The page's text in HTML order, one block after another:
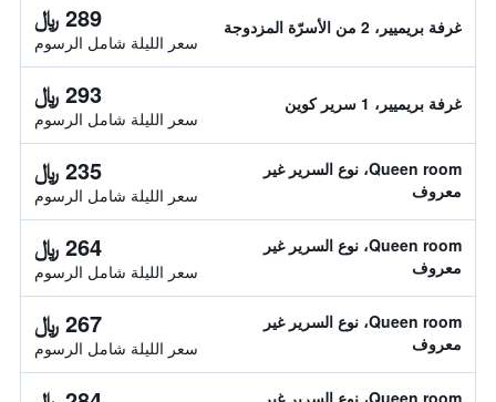
غرفة بريميير، 2 من الأسرّة المزدوجة 289 ﷼
سعر الليلة شامل الرسوم
غرفة بريميير، 1 سرير كوين 293 ﷼
سعر الليلة شامل الرسوم
Queen room، نوع السرير غير
معروف
235 ﷼
سعر الليلة شامل الرسوم
Queen room، نوع السرير غير
معروف
264 ﷼
سعر الليلة شامل الرسوم
Queen room، نوع السرير غير
معروف
267 ﷼
سعر الليلة شامل الرسوم
Queen room، نوع السرير غير